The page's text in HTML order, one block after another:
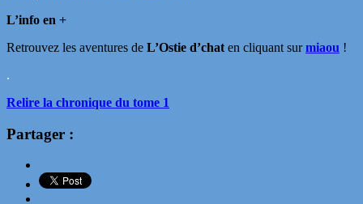
L’info en +
Retrouvez les aventures de L’Ostie d’chat en cliquant surmiaou !
.
Relire la chronique du tome 1
Partager :